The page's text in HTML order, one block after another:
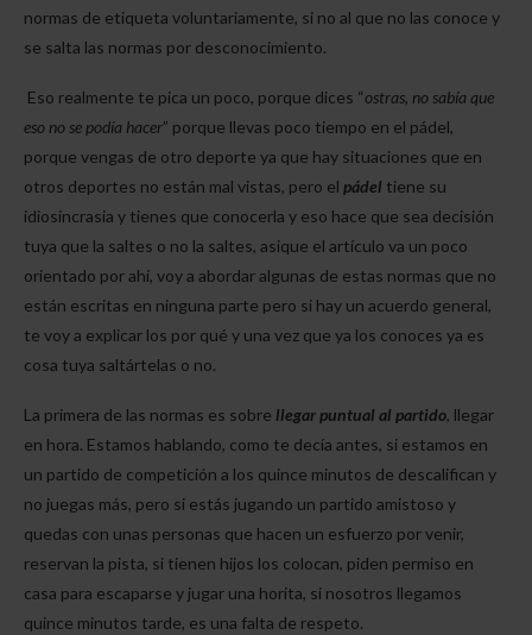
normas de etiqueta voluntariamente, si no al que no las conoce y
se salta las normas por desconocimiento.
Eso realmente te pica un poco, porque dices “ostras, no sabía que
eso no se podía hacer” porque llevas poco tiempo en el pádel,
porque vengas de otro deporte ya que hay situaciones que en
otros deportes no están mal vistas, pero el pádel tiene su
idiosincrasia y tienes que conocerla y eso hace que sea decisión
tuya que la saltes o no la saltes, asique el artículo va un poco
orientado por ahí, voy a abordar algunas de estas normas que no
están escritas en ninguna parte pero si hay un acuerdo general,
te voy a explicar los por qué y una vez que ya los conoces ya es
cosa tuya saltártelas o no.
La primera de las normas es sobre llegar puntual al partido, llegar
en hora. Estamos hablando, como te decía antes, si estamos en
un partido de competición a los quince minutos de descalifican y
no juegas más, pero si estás jugando un partido amistoso y
quedas con unas personas que hacen un esfuerzo por venir,
reservan la pista, si tienen hijos los colocan, piden permiso en
casa para escaparse y jugar una horita, si nosotros llegamos
quince minutos tarde, es una falta de respeto.